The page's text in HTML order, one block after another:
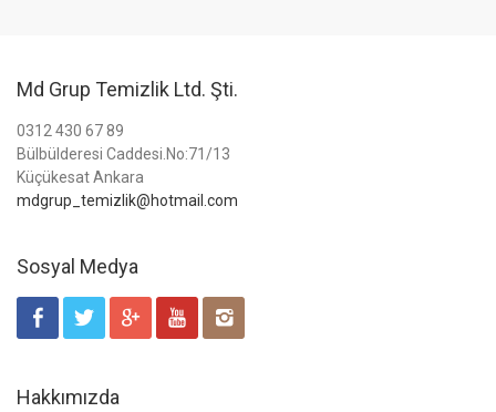
Md Grup Temizlik Ltd. Şti.
0312 430 67 89
Bülbülderesi Caddesi.No:71/13
Küçükesat Ankara
mdgrup_temizlik@hotmail.com
Sosyal Medya
Hakkımızda